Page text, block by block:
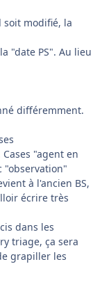
soit modifié, la
"date PS". Au lieu
différemment.
"agent en
"observation"
à l'ancien BS,
écrire très
dans les
triage, ça sera
grapiller les